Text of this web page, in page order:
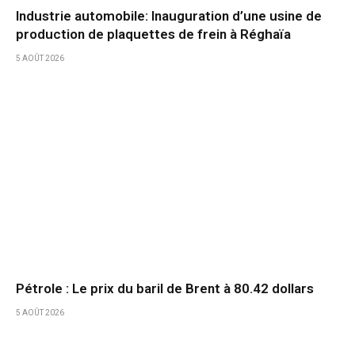
Industrie automobile: Inauguration d’une usine de
production de plaquettes de frein à Réghaïa
5 AOÛT 2026
Pétrole : Le prix du baril de Brent à 80.42 dollars
5 AOÛT 2026